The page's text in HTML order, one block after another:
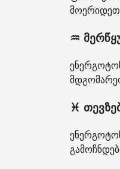
მოერიდეთ
♒
♓